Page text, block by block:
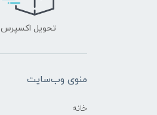
تحویل اکسپرس
منوی وب‌سایت
خانه